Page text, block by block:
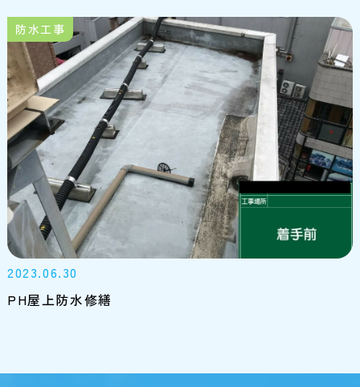
2023.06.30
PH屋上防水修繕
防水工事